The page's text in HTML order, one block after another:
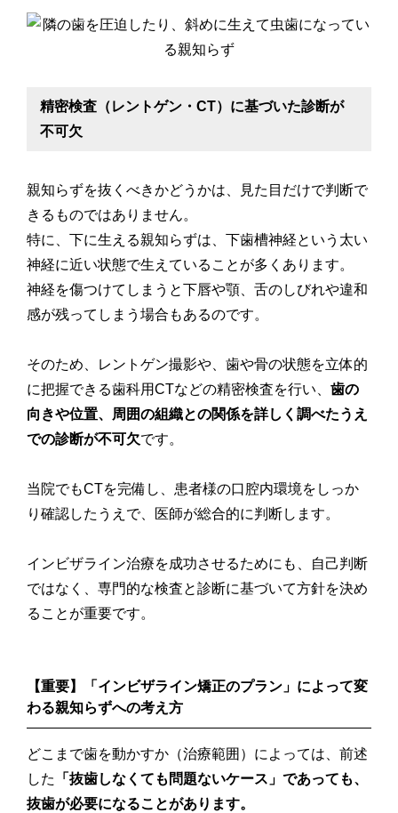
精密検査（レントゲン・CT）に基づいた診断が
不可欠
親知らずを抜くべきかどうかは、見た目だけで判断で
きるものではありません。
特に、下に生える親知らずは、下歯槽神経という太い
神経に近い状態で生えていることが多くあります。
神経を傷つけてしまうと下唇や顎、舌のしびれや違和
感が残ってしまう場合もあるのです。
そのため、レントゲン撮影や、歯や骨の状態を立体的
に把握できる歯科用CTなどの精密検査を行い、歯の
向きや位置、周囲の組織との関係を詳しく調べたうえ
での診断が不可欠です。
当院でもCTを完備し、患者様の口腔内環境をしっか
り確認したうえで、医師が総合的に判断します。
インビザライン治療を成功させるためにも、自己判断
ではなく、専門的な検査と診断に基づいて方針を決め
ることが重要です。
【重要】「インビザライン矯正のプラン」によって変
わる親知らずへの考え方
どこまで歯を動かすか（治療範囲）によっては、前述
した
「抜歯しなくても問題ないケース」であっても、
抜歯が必要になることがあります。